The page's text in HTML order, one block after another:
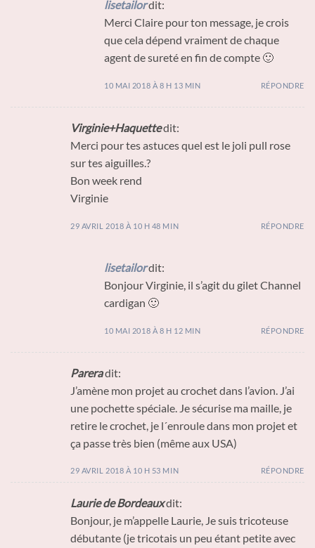
lisetailordit:
Merci Claire pour ton message, je crois
que cela dépend vraiment de chaque
agent de sureté en fin de compte 🙂
10 MAI 2018 À 8 H 13 MIN RÉPONDRE
Virginie+Haquettedit:
Merci pour tes astuces quel est le joli pull rose
sur tes aiguilles.?
Bon week rend
Virginie
29 AVRIL 2018 À 10 H 48 MIN RÉPONDRE
lisetailordit:
Bonjour Virginie, il s’agit du gilet Channel
cardigan 🙂
10 MAI 2018 À 8 H 12 MIN RÉPONDRE
Pareradit:
J’amène mon projet au crochet dans l’avion. J’ai
une pochette spéciale. Je sécurise ma maille, je
retire le crochet, je l´enroule dans mon projet et
ça passe très bien (même aux USA)
29 AVRIL 2018 À 10 H 53 MIN RÉPONDRE
Laurie de Bordeauxdit:
Bonjour, je m’appelle Laurie, Je suis tricoteuse
débutante (je tricotais un peu étant petite avec